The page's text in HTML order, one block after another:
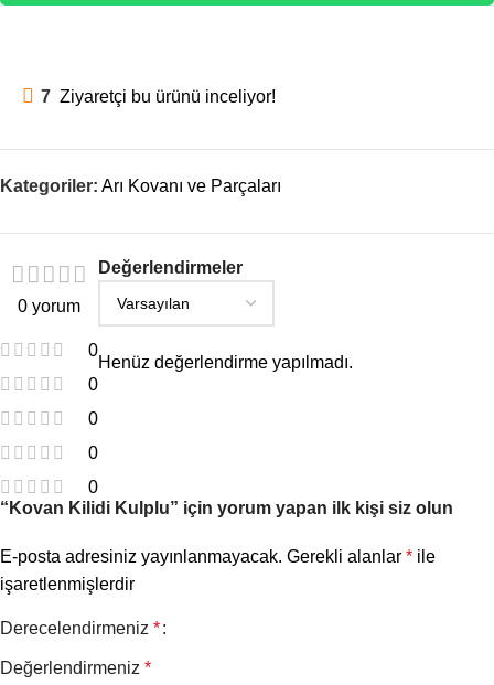
7 Ziyaretçi bu ürünü inceliyor!
Kategoriler: Arı Kovanı ve Parçaları
0 yorum
0
0
0
0
0
Değerlendirmeler
Henüz değerlendirme yapılmadı.
“Kovan Kilidi Kulplu” için yorum yapan ilk kişi siz olun
E-posta adresiniz yayınlanmayacak. Gerekli alanlar * ile
işaretlenmişlerdir
Derecelendirmeniz *
Değerlendirmeniz *